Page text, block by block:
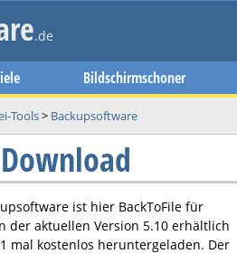
.de
Bildschirmschoner
Tools> Backupsoftware
ist hier BackToFile für
der aktuellen Version 5.10 erhältlich
mal kostenlos heruntergeladen. Der